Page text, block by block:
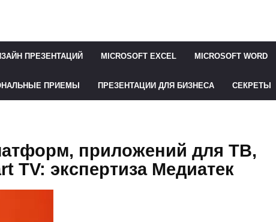
ПРЕЗЕНТАЦИЙ MICROSOFT EXCEL MICROSOFT WORD
ПРИЕМЫ ПРЕЗЕНТАЦИИ ДЛЯ БИЗНЕСА СЕКРЕТЫ
приложений для ТВ,
TV: экспертиза Медиатек